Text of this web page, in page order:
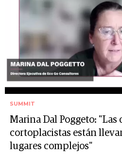
SUMMIT
Marina Dal Poggeto: "Las
cortoplacistas están
lugares complejos"